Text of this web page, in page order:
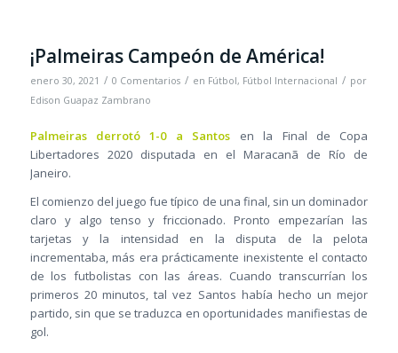
¡Palmeiras Campeón de América!
enero 30, 2021 / 0 Comentarios / en Fútbol, Fútbol Internacional / por
Edison Guapaz Zambrano
Palmeiras derrotó 1-0 a Santos en la Final de Copa
Libertadores 2020 disputada en el Maracanã de Río de
Janeiro.
El comienzo del juego fue típico de una final, sin un dominador
claro y algo tenso y friccionado. Pronto empezarían las
tarjetas y la intensidad en la disputa de la pelota
incrementaba, más era prácticamente inexistente el contacto
de los futbolistas con las áreas. Cuando transcurrían los
primeros 20 minutos, tal vez Santos había hecho un mejor
partido, sin que se traduzca en oportunidades manifiestas de
gol.